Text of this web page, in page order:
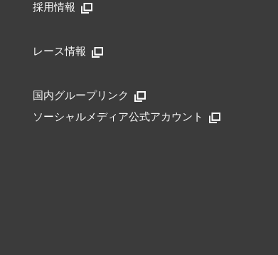
採用情報
レース情報
国内グループリンク
ソーシャルメディア公式アカウント